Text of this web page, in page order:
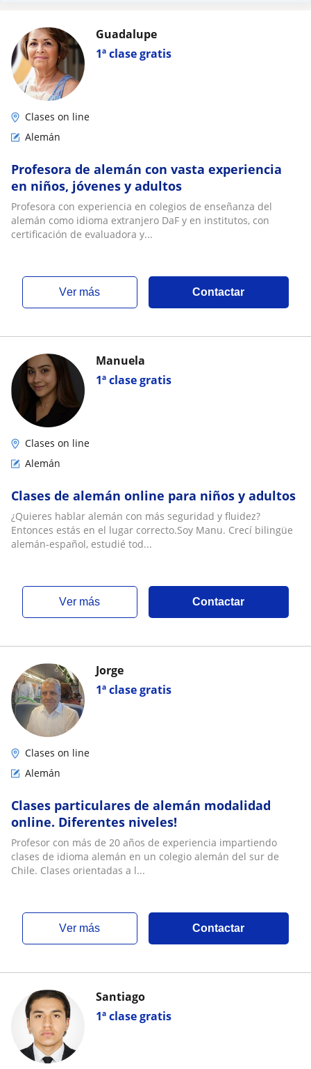
1ª clase gratis
Guadalupe
Clases on line
Alemán
Profesora de alemán con vasta experiencia
en niños, jóvenes y adultos
Profesora con experiencia en colegios de enseñanza del
alemán como idioma extranjero DaF y en institutos, con
certificación de evaluadora y...
ver más Contactar
1ª clase gratis
Manuela
Clases on line
Alemán
Clases de alemán online para niños y adultos
¿Quieres hablar alemán con más seguridad y fluidez?
Entonces estás en el lugar correcto.Soy Manu. Crecí bilingüe
alemán-español, estudié tod...
ver más Contactar
1ª clase gratis
Jorge
Clases on line
Alemán
Clases particulares de alemán modalidad
online. Diferentes niveles!
Profesor con más de 20 años de experiencia impartiendo
clases de idioma alemán en un colegio alemán del sur de
Chile. Clases orientadas a l...
ver más Contactar
1ª clase gratis
Santiago